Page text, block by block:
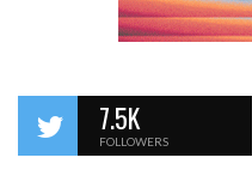
7.5K
FOLLOWERS